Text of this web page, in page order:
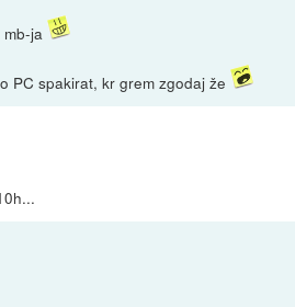
ja
PC spakirat, kr grem zgodaj že